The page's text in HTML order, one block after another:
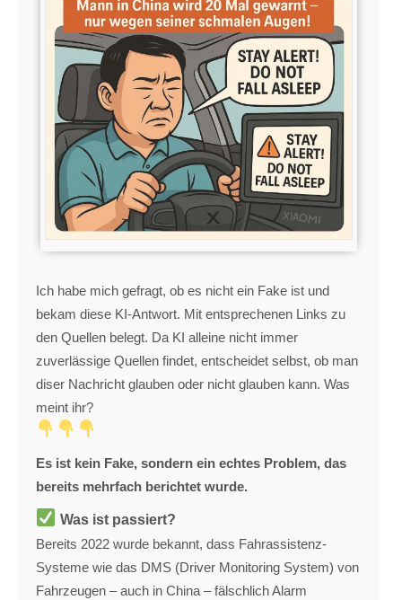
Ich habe mich gefragt, ob es nicht ein Fake ist und
bekam diese KI-Antwort. Mit entsprechenen Links zu
den Quellen belegt. Da KI alleine nicht immer
zuverlässige Quellen findet, entscheidet selbst, ob man
diser Nachricht glauben oder nicht glauben kann. Was
meint ihr?
Es ist kein Fake, sondern ein echtes Problem, das
bereits mehrfach berichtet wurde.
Was ist passiert?
Bereits 2022 wurde bekannt, dass Fahrassistenz-
Systeme wie das DMS (Driver Monitoring System) von
Fahrzeugen – auch in China – fälschlich Alarm